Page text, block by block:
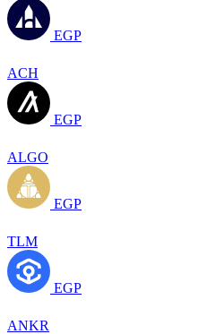
EGP
ACH
EGP
ALGO
EGP
TLM
EGP
ANKR